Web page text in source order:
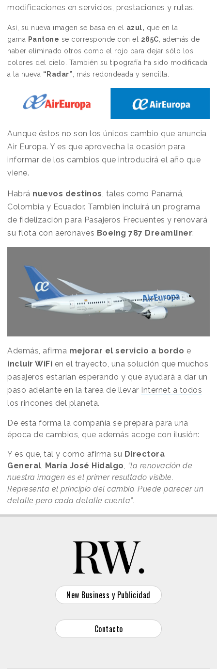
modificaciones en servicios, prestaciones y rutas.
Así, su nueva imagen se basa en el azul, que en la
gama Pantone se corresponde con el 285C, además de
haber eliminado otros como el rojo para dejar sólo los
colores del cielo. También su tipografía ha sido modificada
a la nueva “Radar”, más redondeada y sencilla.
Aunque éstos no son los únicos cambio que anuncia
Air Europa. Y es que aprovecha la ocasión para
informar de los cambios que introducirá el año que
viene.
Habrá nuevos destinos, tales como Panamá,
Colombia y Ecuador. También incluirá un programa
de fidelización para Pasajeros Frecuentes y renovará
su flota con aeronaves Boeing 787 Dreamliner:
Además, afirma mejorar el servicio a bordo e
incluir WiFi en el trayecto, una solución que muchos
pasajeros estarían esperando y que ayudará a dar un
paso adelante en la tarea de llevar Internet a todos
los rincones del planeta.
De esta forma la compañía se prepara para una
época de cambios, que además acoge con ilusión:
Y es que, tal y como afirma su Directora
General, María José Hidalgo, “la renovación de
nuestra imagen es el primer resultado visible.
Representa el principio del cambio. Puede parecer un
detalle pero cada detalle cuenta”.
New Business y Publicidad
Contacto